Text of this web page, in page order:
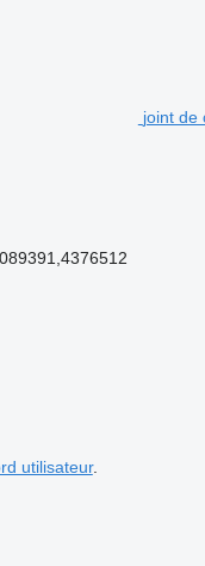
joint de
utilisateur.